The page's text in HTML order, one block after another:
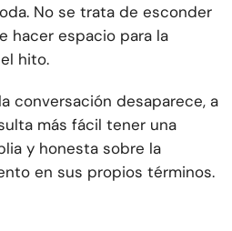
No se trata de esconder
hacer espacio para la
hito.
conversación desaparece, a
más fácil tener una
y honesta sobre la
en sus propios términos.